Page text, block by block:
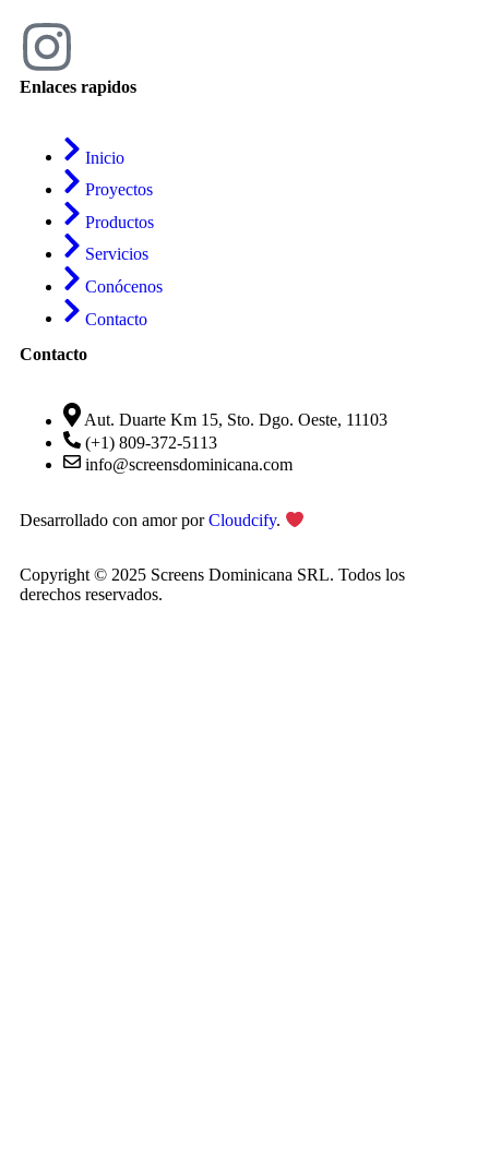
Enlaces rapidos
Inicio
Proyectos
Productos
Servicios
Conócenos
Contacto
Contacto
Aut. Duarte Km 15, Sto. Dgo. Oeste, 11103
(+1) 809-372-5113
info@screensdominicana.com
Desarrollado con amor porCloudcify.
Copyright © 2025 Screens Dominicana SRL. Todos los
derechos reservados.